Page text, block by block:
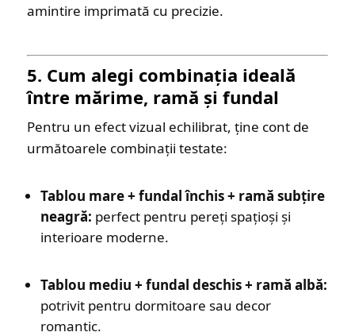
amintire imprimată cu precizie.
5. Cum alegi combinația ideală
între mărime, ramă și fundal
Pentru un efect vizual echilibrat, ține cont de
următoarele combinații testate:
Tablou mare + fundal închis + ramă subțire
neagră: perfect pentru pereți spațioși și
interioare moderne.
Tablou mediu + fundal deschis + ramă albă:
potrivit pentru dormitoare sau decor
romantic.